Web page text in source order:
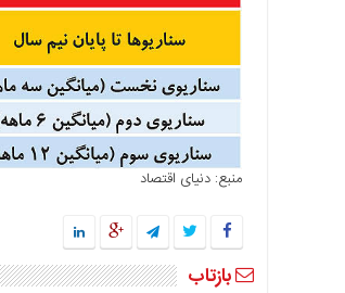
منبع: دنیای اقتصاد
بازتاب